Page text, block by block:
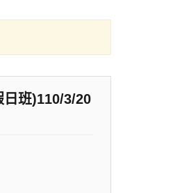
日班)110/3/20